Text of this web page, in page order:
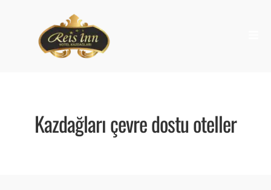
Kazdağları çevre dostu oteller